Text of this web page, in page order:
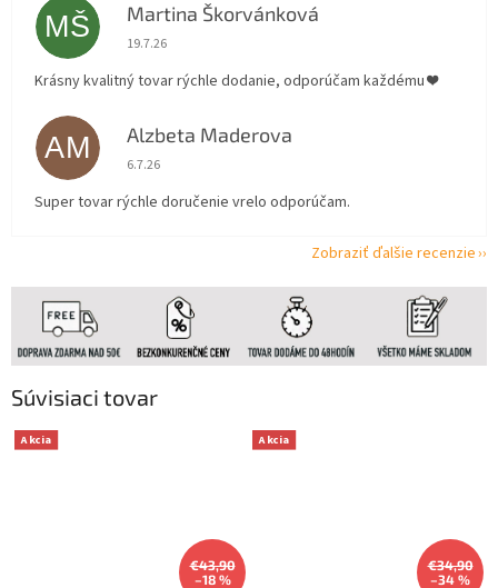
Súvisiaci tovar
Akcia
€43,90
–18 %
Akcia
€34,90
–34 %
MŠ Martina Škorvánková
Hodnotenie obchodu je 5 z 5 hviezdičiek.
19.7.26
Krásny kvalitný tovar rýchle dodanie, odporúčam každému ❤️
AM Alzbeta Maderova
Hodnotenie obchodu je 5 z 5 hviezdičiek.
6.7.26
Super tovar rýchle doručenie vrelo odporúčam.
Zobraziť ďalšie recenzie